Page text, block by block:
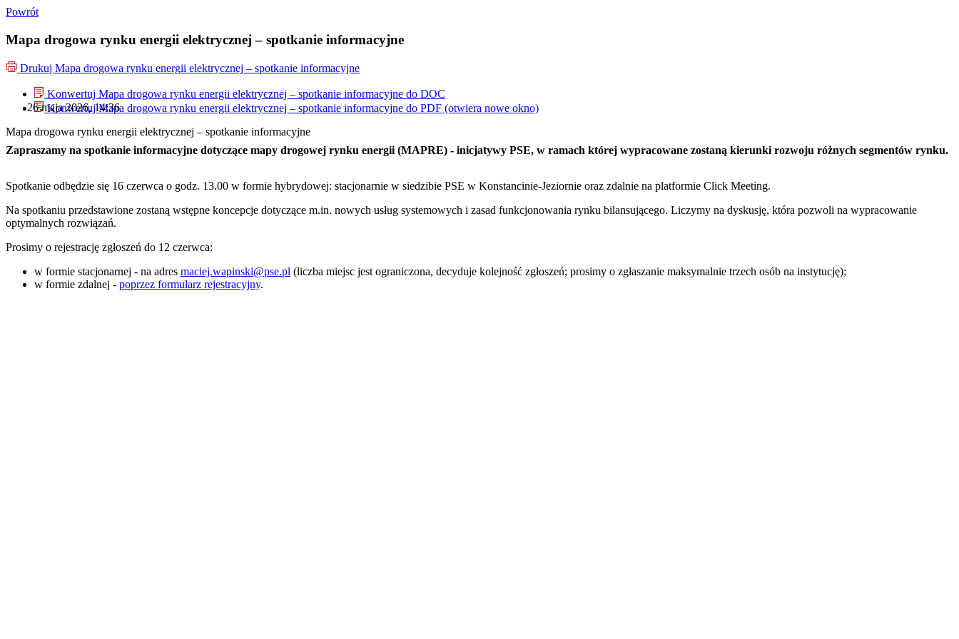
Powrót
Mapa drogowa rynku energii elektrycznej – spotkanie informacyjne
Drukuj Mapa drogowa rynku energii elektrycznej – spotkanie informacyjne
Konwertuj Mapa drogowa rynku energii elektrycznej – spotkanie informacyjne do DOC
Konwertuj Mapa drogowa rynku energii elektrycznej – spotkanie informacyjne do PDF (otwiera nowe okno)
26 maja 2026, 14:36
Mapa drogowa rynku energii elektrycznej – spotkanie informacyjne
Zapraszamy na spotkanie informacyjne dotyczące mapy drogowej rynku energii (MAPRE) - inicjatywy PSE, w ramach której wypracowane zostaną kierunki rozwoju różnych segmentów rynku.
Spotkanie odbędzie się 16 czerwca o godz. 13.00 w formie hybrydowej: stacjonarnie w siedzibie PSE w Konstancinie-Jeziornie oraz zdalnie na platformie Click Meeting.
Na spotkaniu przedstawione zostaną wstępne koncepcje dotyczące m.in. nowych usług systemowych i zasad funkcjonowania rynku bilansującego. Liczymy na dyskusję, która pozwoli na wypracowanie
optymalnych rozwiązań.
Prosimy o rejestrację zgłoszeń do 12 czerwca:
w formie stacjonarnej - na adres maciej.wapinski@pse.pl (liczba miejsc jest ograniczona, decyduje kolejność zgłoszeń; prosimy o zgłaszanie maksymalnie trzech osób na instytucję);
w formie zdalnej - poprzez formularz rejestracyjny.